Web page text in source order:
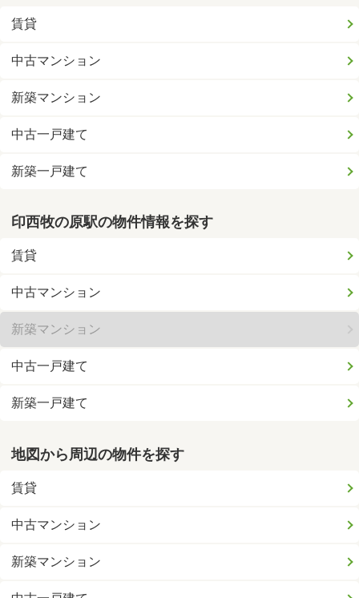
賃貸
中古マンション
新築マンション
中古一戸建て
新築一戸建て
印西牧の原駅の物件情報を探す
賃貸
中古マンション
新築マンション
中古一戸建て
新築一戸建て
地図から周辺の物件を探す
賃貸
中古マンション
新築マンション